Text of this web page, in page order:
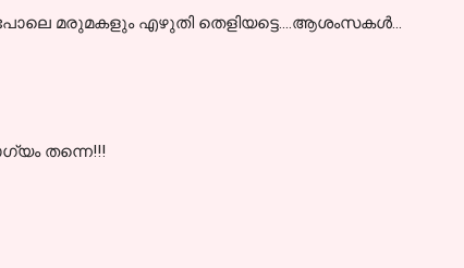
മരുമകളും എഴുതി തെളിയട്ടെ....ആശംസകള്‍...
തന്നെ!!!